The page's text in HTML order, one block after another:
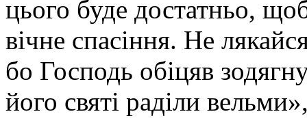
цього буде достатньо,
вічне спасіння. Не
бо Господь обіцяв
його святі раділи